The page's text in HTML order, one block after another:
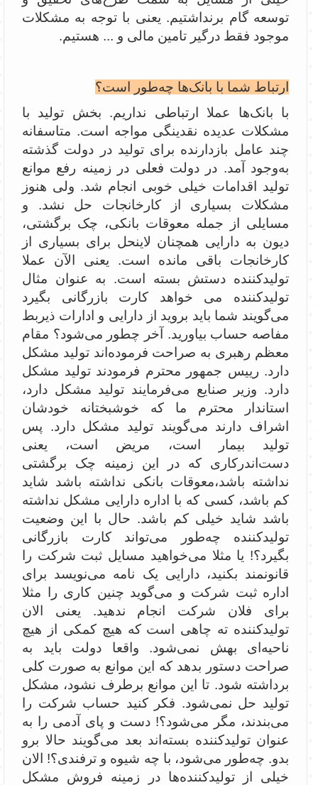
توسعه گام برنداشتیم. یعنی با توجه به مشکلات
موجود فقط درگیر تامین مالی و ... هستیم.
ارتباط شما با بانک‌ها چه‌طور است؟
با بانک‌ها عملا ارتباطی نداریم. بخش تولید با
مشکلات عدیده نقدینگی مواجه است. متاسفانه
چند عامل بازدارنده برای تولید در دولت گذشته
به‌وجود آمد. در دولت فعلی در زمینه رفع موانع
تولید اقدامات خیلی خوبی انجام شد. ولی هنوز
مشکلات بسیاری از کارخانجات حل نشد. و
مسایلی از جمله معوقات بانکی، چک برگشتی،
دیون به دارایی همچنان لاینحل برای بسیاری از
کارخانجات باقی مانده است. یعنی الآن عملا
تولیدکننده دستش بسته است. به عنوان مثال
تولیدکننده می‌ خواهد کارت بازرگانی بگیرد
می‌گویند شما باید بروید از دارایی و ادارات ذیربط
مفاصه حساب بیاورید. آخر چطور می‌شود؟ مقام
معظم رهبری به صراحت فرموده‌اند تولید مشکل
دارد. رییس جمهور محترم فرمودند تولید مشکل
دارد. وزیر صنایع می‌فرمایند تولید مشکل دارد،
استاندار محترم ما که خوشبختانه خودشان
اشراف دارند می‌گویند تولید مشکل دارد. پس
تولید بیمار است، مریض است، یعنی
دست‌اندرکاری که در این زمینه چک برگشتی
نداشته باشد،‌معوقات بانکی نداشته باشد شاید
کم باشد، کسی که با اداره دارایی مشکل نداشته
باشد شاید خیلی کم باشد. حال با این وضعیت
تولیدکننده چه‌طور می‌تواند کارت بازرگانی
بگیرد؟! یا مثلا می‌خواهید مسایل ثبت شرکت را
قانونمند بکنید، دارایی یک نامه می‌نویسد برای
اداره ثبت شرکت و می‌گوید چنین کاری را مثلا
برای فلان شرکت انجام ندهید. یعنی الان
تولیدکننده ته چاهی است که هیچ کمکی از هیچ
ناحیه‌ای بهش نمی‌شود. واقعا دولت باید به
صراحت دستور بدهد که این موانع به صورت کلی
برداشته شود. تا این موانع برطرف نشود، مشکل
تولید حل نمی‌شود. فکر کنید حساب شرکت را
می‌بندند، مگر می‌شود؟! دست و پای آدمی را به
عنوان تولیدکننده بسته‌اند بعد می‌گویند حالا برو
بدو. چه‌طور می‌شود، با چه شیوه و ترفندی؟! الان
خیلی از تولیدکننده‌ها در زمینه فروش مشکل